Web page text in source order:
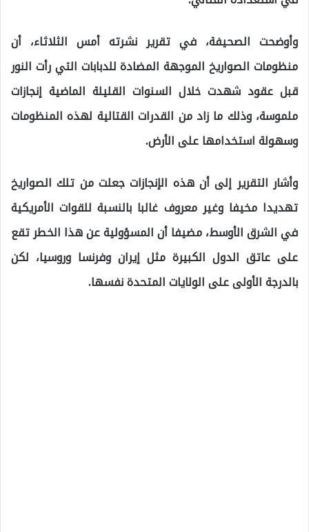
وأوضحت الصحيفة، في تقرير نشرته أمس الثلاثاء، أن
منظومات الصواريخ الموجهة المضادة للدبابات التي رأت النور
قبل عقود شهدت خلال السنوات القليلة الماضية إنجازات
ملموسة، وذلك ما زاد من القدرات القتالية لهذه المنظومات
وسهولة استخدامها على الأرض.
وأشار التقرير إلى أن هذه الإنجازات جعلت من تلك الصواريخ
تهديدا مخيفا وغير معروف غالبا بالنسبة للقوات الأمريكية
في الشرق الأوسط، مضيفا أن المسؤولية عن هذا الخطر تقع
على عاتق الدول الكبيرة مثل إيران وفرنسا وروسيا، لكن
بالدرجة الأولى على الولايات المتحدة نفسها.